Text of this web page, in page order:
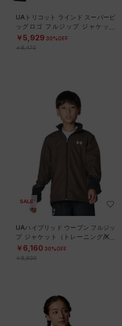
UAトリコット ラインド スーパービ
ッグロゴ フルジップ ジャケット
（トレーニング/BOYS）
￥5,929 30%OFF
￥8,470
SALE
UAハイブリッド ウーブン フルジッ
プ ジャケット（トレーニング/KID
S）
￥6,160 30%OFF
￥8,800